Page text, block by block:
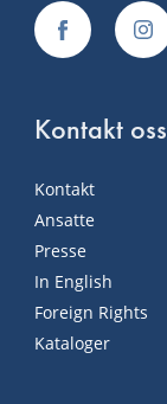
Kontakt oss
Kontakt
Ansatte
Presse
In English
Foreign Rights
Kataloger